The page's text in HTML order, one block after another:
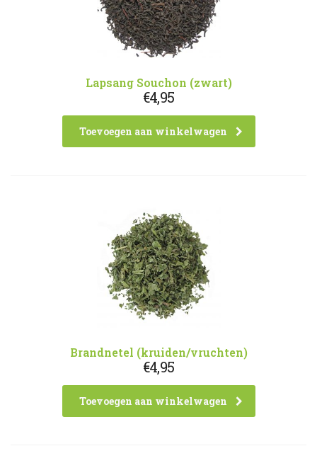
Lapsang Souchon (zwart)
€4,95
Toevoegen aan winkelwagen
Brandnetel (kruiden/vruchten)
€4,95
Toevoegen aan winkelwagen